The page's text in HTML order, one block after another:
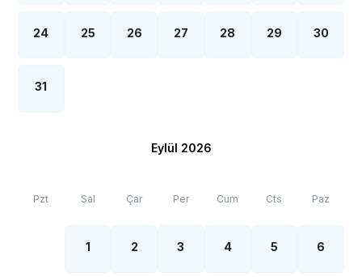
24 25 26 27 28 29 30
31
Eylül 2026
Pzt Sal Çar Per Cum Cts Paz
1 2 3 4 5 6